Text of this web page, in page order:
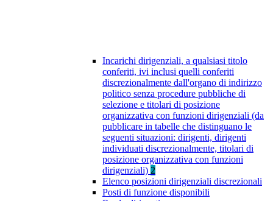
Incarichi dirigenziali, a qualsiasi titolo
conferiti, ivi inclusi quelli conferiti
discrezionalmente dall'organo di indirizzo
politico senza procedure pubbliche di
selezione e titolari di posizione
organizzativa con funzioni dirigenziali (da
pubblicare in tabelle che distinguano le
seguenti situazioni: dirigenti, dirigenti
individuati discrezionalmente, titolari di
posizione organizzativa con funzioni
dirigenziali) 2
Elenco posizioni dirigenziali discrezionali
Posti di funzione disponibili